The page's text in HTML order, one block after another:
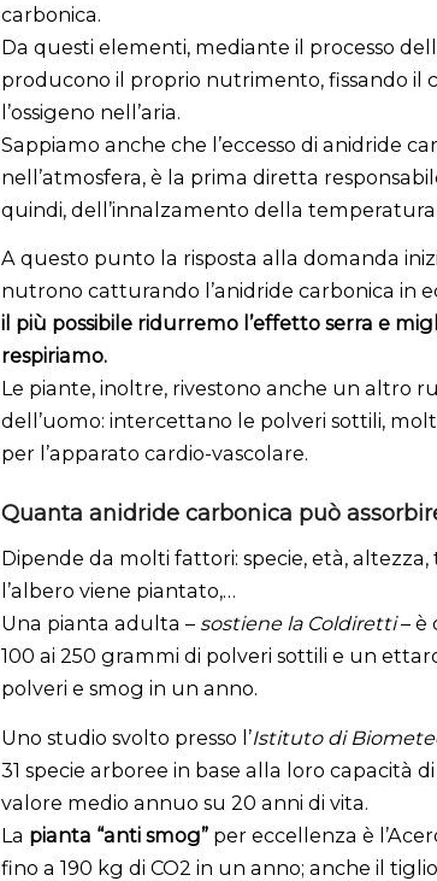
carbonica.
Da questi elementi, mediante il processo
producono il proprio nutrimento, fissando il
l’ossigeno nell’aria.
Sappiamo anche che l’eccesso di anidride
nell’atmosfera, è la prima diretta
quindi, dell’innalzamento della
A questo punto la risposta alla domanda
nutrono catturando l’anidride carbonica in
il più possibile ridurremo l’effetto serra e
respiriamo.
Le piante, inoltre, rivestono anche un altro
dell’uomo: intercettano le polveri sottili,
per l’apparato cardio-vascolare.
Quanta anidride carbonica può
Dipende da molti fattori: specie, età,
l’albero viene piantato,…
Una pianta adulta – sostiene la Coldiretti– è
100 ai 250 grammi di polveri sottili e un
polveri e smog in un anno.
Uno studio svolto presso l’Istituto di
31 specie arboree in base alla loro capacità
valore medio annuo su 20 anni di vita.
La pianta “anti smog” per eccellenza è
fino a 190 kg di CO2 in un anno; anche il